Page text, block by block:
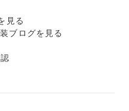
見る
ブログを見る